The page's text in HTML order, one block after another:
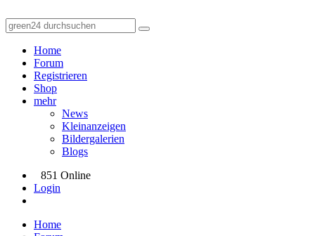
Home
Forum
Registrieren
Shop
mehr
News
Kleinanzeigen
Bildergalerien
Blogs
851 Online
Login
Home